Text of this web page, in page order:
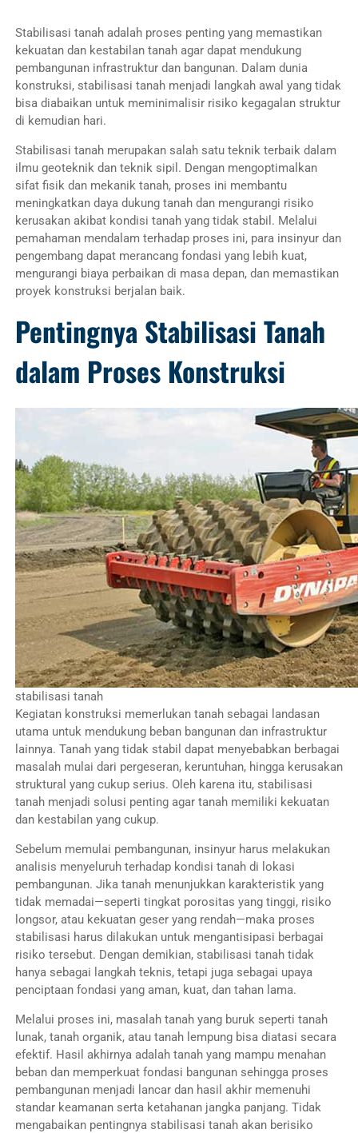
Stabilisasi tanah adalah proses penting yang memastikan
kekuatan dan kestabilan tanah agar dapat mendukung
pembangunan infrastruktur dan bangunan. Dalam dunia
konstruksi, stabilisasi tanah menjadi langkah awal yang tidak
bisa diabaikan untuk meminimalisir risiko kegagalan struktur
di kemudian hari.
Stabilisasi tanah merupakan salah satu teknik terbaik dalam
ilmu geoteknik dan teknik sipil. Dengan mengoptimalkan
sifat fisik dan mekanik tanah, proses ini membantu
meningkatkan daya dukung tanah dan mengurangi risiko
kerusakan akibat kondisi tanah yang tidak stabil. Melalui
pemahaman mendalam terhadap proses ini, para insinyur dan
pengembang dapat merancang fondasi yang lebih kuat,
mengurangi biaya perbaikan di masa depan, dan memastikan
proyek konstruksi berjalan baik.
Pentingnya Stabilisasi Tanah
dalam Proses Konstruksi
stabilisasi tanah
Kegiatan konstruksi memerlukan tanah sebagai landasan
utama untuk mendukung beban bangunan dan infrastruktur
lainnya. Tanah yang tidak stabil dapat menyebabkan berbagai
masalah mulai dari pergeseran, keruntuhan, hingga kerusakan
struktural yang cukup serius. Oleh karena itu, stabilisasi
tanah menjadi solusi penting agar tanah memiliki kekuatan
dan kestabilan yang cukup.
Sebelum memulai pembangunan, insinyur harus melakukan
analisis menyeluruh terhadap kondisi tanah di lokasi
pembangunan. Jika tanah menunjukkan karakteristik yang
tidak memadai—seperti tingkat porositas yang tinggi, risiko
longsor, atau kekuatan geser yang rendah—maka proses
stabilisasi harus dilakukan untuk mengantisipasi berbagai
risiko tersebut. Dengan demikian, stabilisasi tanah tidak
hanya sebagai langkah teknis, tetapi juga sebagai upaya
penciptaan fondasi yang aman, kuat, dan tahan lama.
Melalui proses ini, masalah tanah yang buruk seperti tanah
lunak, tanah organik, atau tanah lempung bisa diatasi secara
efektif. Hasil akhirnya adalah tanah yang mampu menahan
beban dan memperkuat fondasi bangunan sehingga proses
pembangunan menjadi lancar dan hasil akhir memenuhi
standar keamanan serta ketahanan jangka panjang. Tidak
mengabaikan pentingnya stabilisasi tanah akan berisiko